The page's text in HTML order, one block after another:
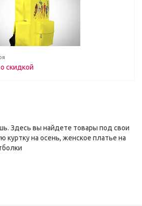
скидкой
Здесь вы найдете товары под свои
куртку на осень, женское платье на